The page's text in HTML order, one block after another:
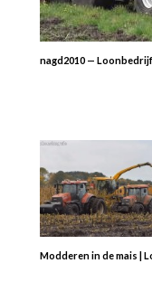
nagd2010 — Loonbedrijf
Modderen in de mais |